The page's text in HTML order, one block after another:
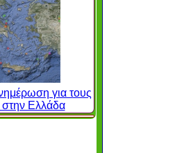
για τους
στην Ελλάδα